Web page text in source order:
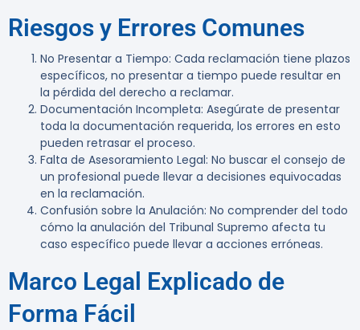
Riesgos y Errores Comunes
No Presentar a Tiempo: Cada reclamación tiene plazos
específicos, no presentar a tiempo puede resultar en
la pérdida del derecho a reclamar.
Documentación Incompleta: Asegúrate de presentar
toda la documentación requerida, los errores en esto
pueden retrasar el proceso.
Falta de Asesoramiento Legal: No buscar el consejo de
un profesional puede llevar a decisiones equivocadas
en la reclamación.
Confusión sobre la Anulación: No comprender del todo
cómo la anulación del Tribunal Supremo afecta tu
caso específico puede llevar a acciones erróneas.
Marco Legal Explicado de
Forma Fácil